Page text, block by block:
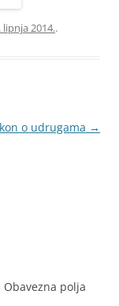
lipnja 2014..
o udrugama →
Obavezna polja